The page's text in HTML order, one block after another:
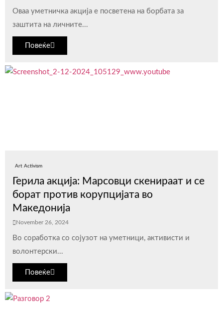
Оваа уметничка акција е посветена на борбата за
заштита на личните...
Повеќе
Art Activism
Герила акција: Марсовци скенираат и се
борат против корупцијата во
Македонија
November 26, 2024
Во соработка со сојузот на уметници, активисти и
волонтерски...
Повеќе